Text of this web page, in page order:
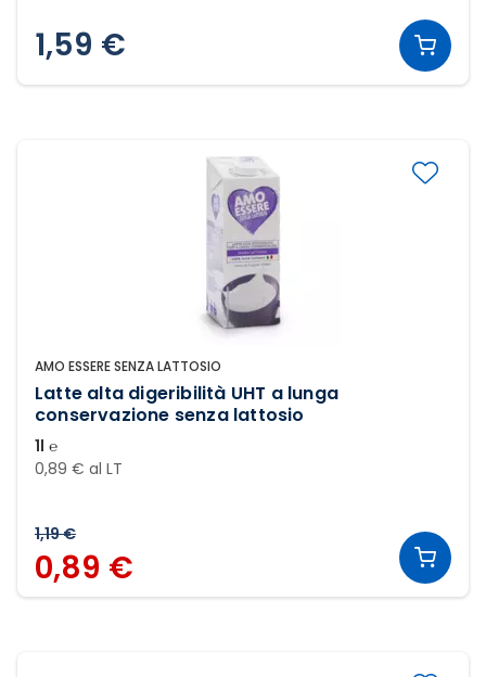
1,59 €
AMO ESSERE SENZA LATTOSIO
Latte alta digeribilità UHT a lunga
conservazione senza lattosio
1l ℮
0,89 € al LT
1,19 €
0,89 €